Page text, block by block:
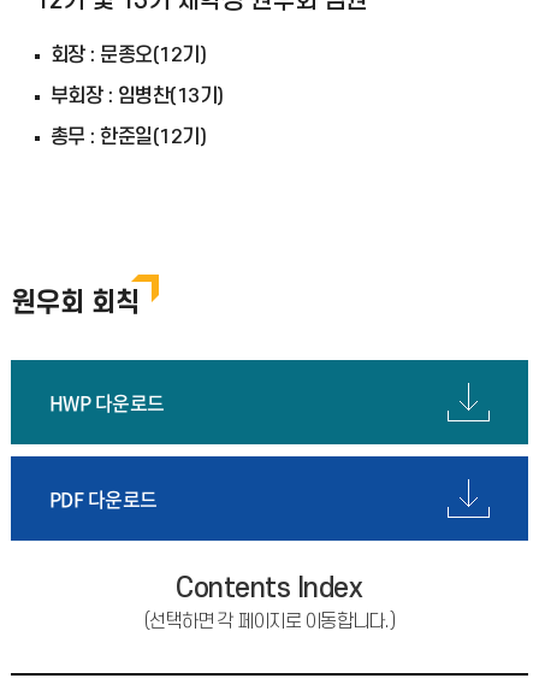
회장 : 문종오(12기)
부회장 : 임병찬(13기)
총무 : 한준일(12기)
원우회 회칙
HWP 다운로드
PDF 다운로드
Contents Index
(선택하면 각 페이지로 이동합니다.)